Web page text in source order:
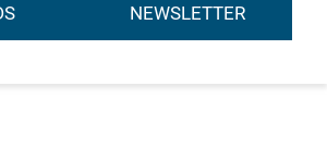
NEWSLETTER